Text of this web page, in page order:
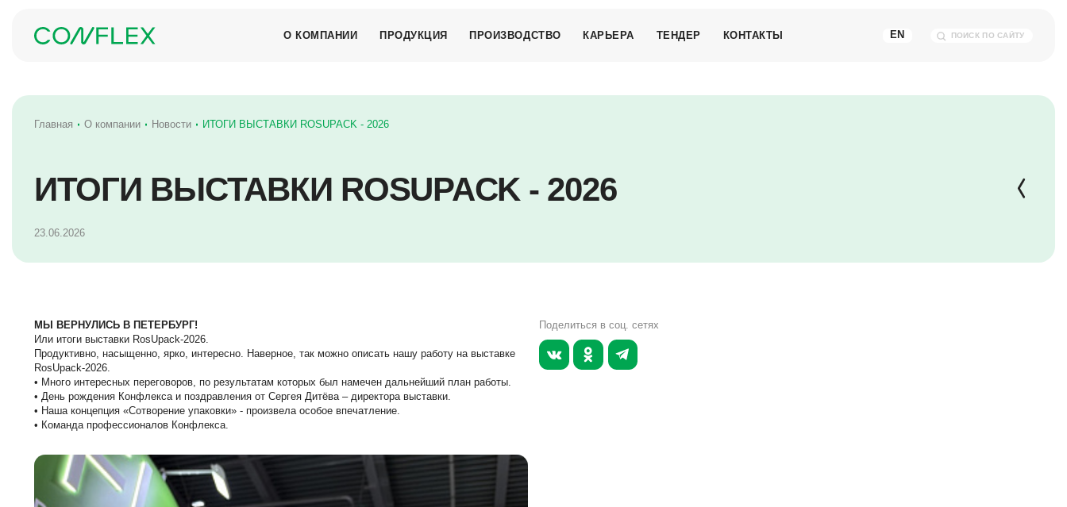
О КОМПАНИИ
НОВОСТИ
КОМАНДА
ПРОДУКЦИЯ
ЗАМОРОЖЕННАЯ
МОЛОЧНЫЕ ПРОДУКТЫ
СЫПУЧИЕ ПРОДУКТЫ
СНЕКИ
МАСЛОЖИРОВАЯ
ПРОДУКЦИЯ
ПРОИЗВОДСТВО КАРЬЕРА ТЕНДЕР КОНТАКТЫ EN
Главная О компании Новости ИТОГИ ВЫСТАВКИ ROSUPACK - 2026
ИТОГИ ВЫСТАВКИ ROSUPACK - 2026
23.06.2026
МЫ ВЕРНУЛИСЬ В ПЕТЕРБУРГ!
Или итоги выставки RosUpack-2026.
Продуктивно, насыщенно, ярко, интересно. Наверное, так можно описать нашу работу на выставке
RosUpack-2026.
• Много интересных переговоров, по результатам которых был намечен дальнейший план работы.
• День рождения Конфлекса и поздравления от Сергея Дитёва – директора выставки.
• Наша концепция «Сотворение упаковки» - произвела особое впечатление.
• Команда профессионалов Конфлекса.
Поделиться в соц. сетях